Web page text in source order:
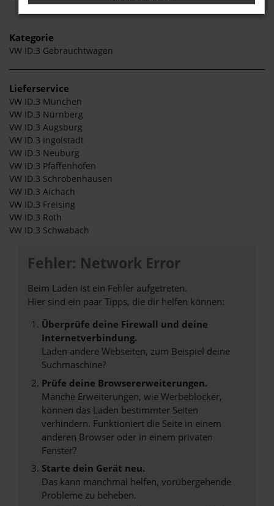
Kategorie
VW ID.3 Gebrauchtwagen
Lieferservice
VW ID.3 München
VW ID.3 Nürnberg
VW ID.3 Augsburg
VW ID.3 Ingolstadt
VW ID.3 Neuburg
VW ID.3 Pfaffenhofen
VW ID.3 Schrobenhausen
VW ID.3 Aichach
VW ID.3 Freising
VW ID.3 Roth
VW ID.3 Schwabach
Fehler: Network Error
Beim Laden ist ein Fehler aufgetreten.
Hier sind ein paar Tipps, die dir helfen können:
Überprüfe deine Firewall und deine
Internetverbindung.
Laden andere Webseiten, zum Beispiel deine
Suchmaschine?
Prüfe deine Browsererweiterungen.
Manche Erweiterungen, wie Werbeblocker,
können das Laden bestimmter Seiten
verhindern. Funktioniert die Seite in einem
anderen Browser oder in einem privaten
Fenster?
Starte dein Gerät neu.
Das kann manchmal helfen, vorübergehende
Probleme zu beheben.